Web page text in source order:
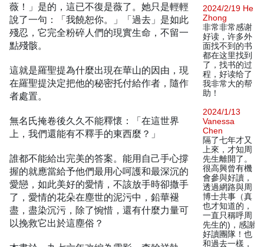
薇！」是的，這已不復是薇了。她只是輕輕
說了一句：「我饒恕你。」「過去」是如此
殘忍，它完全粉碎人們的現實生命，不留一
點殘骸。
這就是羅聖提為什麼出現在華山的因由，現
在羅聖提決定把他的秘密托付給作者，隨作
者處置。
無名氏掩卷後久久不能釋懷：「在這世界
上，我們還能有不釋手的東西麼？」
誰都不能給出完美的答案。能用自己手心撐
握的就應當給予他們最用心呵護和最深沉的
愛戀，如此美好的愛情，不該放手時卻撒手
了，愛情的花朵在塵世的泥污中，鉛華褪
盡，盡染沉污，除了惋惜，還有什麼力量可
以挽救它出於這塵俗？
2024/2/19 He
Zhong
非常非常感谢
好读，许多外
面找不到的书
都在这里找到
了，找书的过
程，好读给了
我非常大的帮
助！
2024/1/13
Vanessa
Chen
隔了七年才又
上來，才知周
先生離開了。
很高興曾有機
會參與好讀，
透過網路與周
博士共事（真
也才知道的，
一直只稱呼周
先生的)，感謝
好讀團隊！也
和過去一樣，